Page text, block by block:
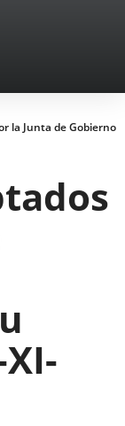
la Junta de Gobierno